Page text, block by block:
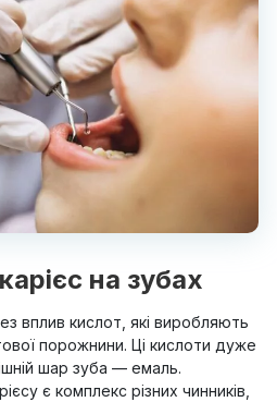
на зубах
вплив кислот, які виробляють
порожнини. Ці кислоти дуже
шар зуба — емаль.
є комплекс різних чинників,